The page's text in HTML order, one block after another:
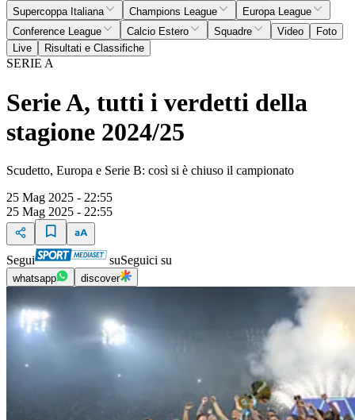
Supercoppa Italiana
Champions League
Europa League
Conference League
Calcio Estero Squadre Video
Foto
Live
Risultati e Classifiche
SERIE A
Serie A, tutti i verdetti della
stagione 2024/25
Scudetto, Europa e Serie B: così si è chiuso il campionato
25 Mag 2025 - 22:55
25 Mag 2025 - 22:55
Segui suSeguici su
whatsapp discover